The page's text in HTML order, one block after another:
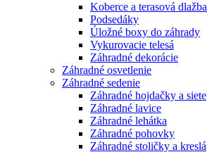
Koberce a terasová dlažba
Podsedáky
Úložné boxy do záhrady
Vykurovacie telesá
Záhradné dekorácie
Záhradné osvetlenie
Záhradné sedenie
Záhradné hojdačky a siete
Záhradné lavice
Záhradné lehátka
Záhradné pohovky
Záhradné stoličky a kreslá